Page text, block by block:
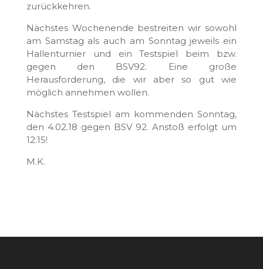
zurückkehren.
Nächstes Wochenende bestreiten wir sowohl
am Samstag als auch am Sonntag jeweils ein
Hallenturnier und ein Testspiel beim bzw.
gegen den BSV92. Eine große
Herausforderung, die wir aber so gut wie
möglich annehmen wollen.
Nächstes Testspiel am kommenden Sonntag,
den 4.02.18 gegen BSV 92. Anstoß erfolgt um
12:15!
M.K.